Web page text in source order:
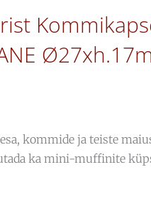
kommide ja teiste
ka mini-muffinite